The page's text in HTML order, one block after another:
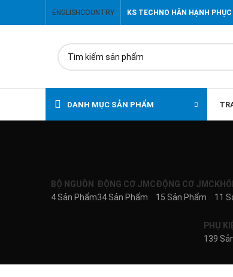
ENGLISH COUNTRY KS TECHNO HÂN HẠNH PHỤC
DANH MỤC SẢN PHẨM
BỘ NGUỒN
4 Sản Phẩm
ĐỘNG CƠ JMC
34 Sản Phẩm
ĐỘNG CƠ JMC
15 Sản Phẩm
11
PHỤ
139